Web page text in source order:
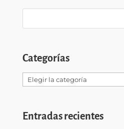
Categorías
Categorías
Entradas recientes